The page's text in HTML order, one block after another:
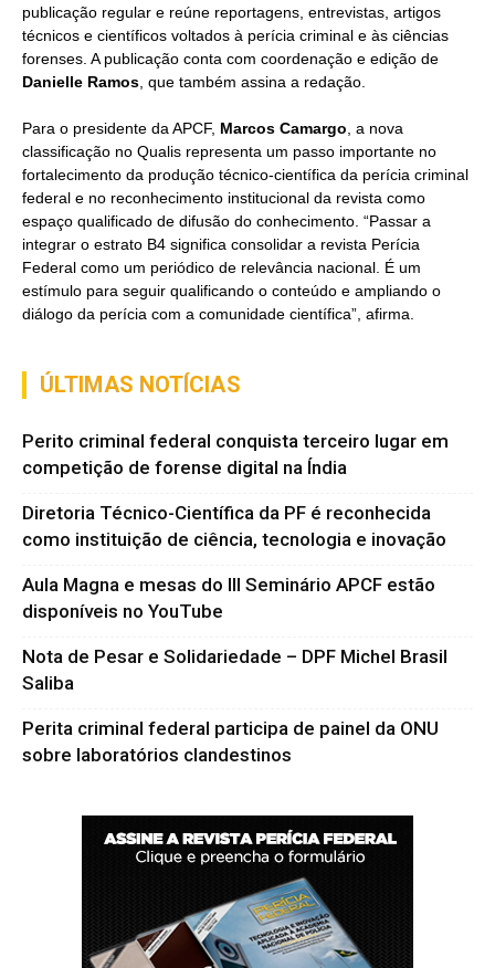
publicação regular e reúne reportagens, entrevistas, artigos
técnicos e científicos voltados à perícia criminal e às ciências
forenses. A publicação conta com coordenação e edição de
Danielle Ramos, que também assina a redação.
Para o presidente da APCF, Marcos Camargo, a nova
classificação no Qualis representa um passo importante no
fortalecimento da produção técnico-científica da perícia criminal
federal e no reconhecimento institucional da revista como
espaço qualificado de difusão do conhecimento. “Passar a
integrar o estrato B4 significa consolidar a revista Perícia
Federal como um periódico de relevância nacional. É um
estímulo para seguir qualificando o conteúdo e ampliando o
diálogo da perícia com a comunidade científica”, afirma.
ÚLTIMAS NOTÍCIAS
Perito criminal federal conquista terceiro lugar em
competição de forense digital na Índia
Diretoria Técnico-Científica da PF é reconhecida
como instituição de ciência, tecnologia e inovação
Aula Magna e mesas do III Seminário APCF estão
disponíveis no YouTube
Nota de Pesar e Solidariedade – DPF Michel Brasil
Saliba
Perita criminal federal participa de painel da ONU
sobre laboratórios clandestinos